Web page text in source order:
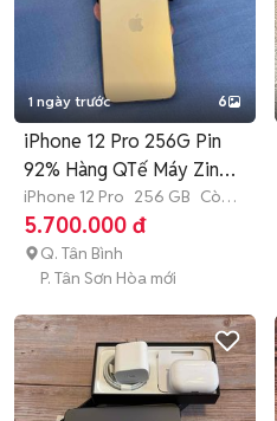
1 ngày trước 6
iPhone 12 Pro 256G Pin
92% Hàng QTế Máy Zin
Bền
iPhone 12 Pro 256 GB Còn
bảo hành
5.700.000 đ
Q. Tân Bình
P. Tân Sơn Hòa mới